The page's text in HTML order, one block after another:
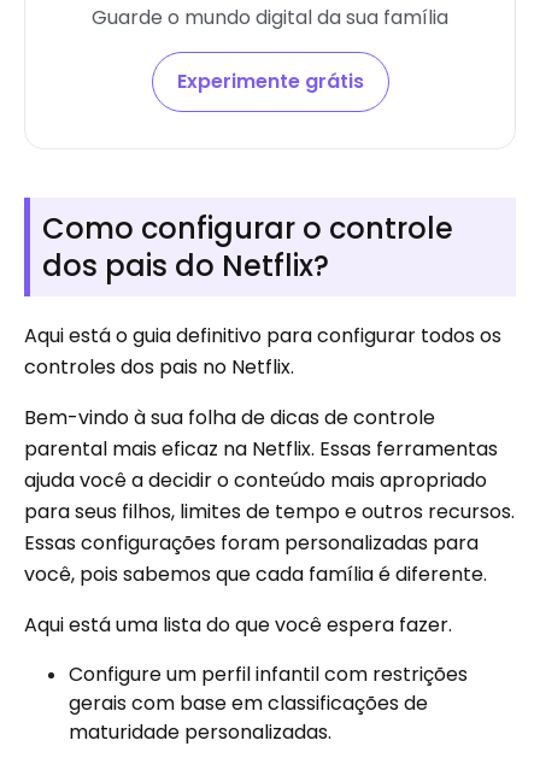
Guarde o mundo digital da sua família
Experimente grátis
Como configurar o controle
dos pais do Netflix?
Aqui está o guia definitivo para configurar todos os
controles dos pais no Netflix.
Bem-vindo à sua folha de dicas de controle
parental mais eficaz na Netflix. Essas ferramentas
ajuda você a decidir o conteúdo mais apropriado
para seus filhos, limites de tempo e outros recursos.
Essas configurações foram personalizadas para
você, pois sabemos que cada família é diferente.
Aqui está uma lista do que você espera fazer.
Configure um perfil infantil com restrições
gerais com base em classificações de
maturidade personalizadas.